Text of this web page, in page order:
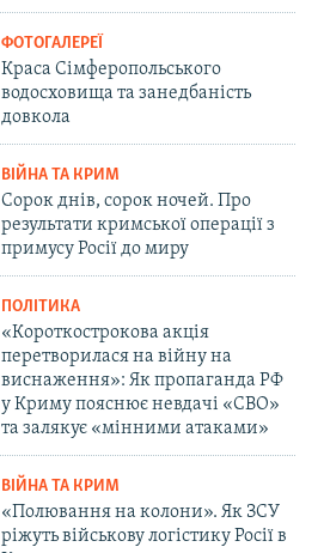
ФОТОГАЛЕРЕЇ
Краса Сімферопольського
водосховища та занедбаність
довкола
ВІЙНА ТА КРИМ
Сорок днів, сорок ночей. Про
результати кримської операції з
примусу Росії до миру
ПОЛІТИКА
«Короткострокова акція
перетворилася на війну на
виснаження»: Як пропаганда РФ
у Криму пояснює невдачі «СВО»
та залякує «мінними атаками»
ВІЙНА ТА КРИМ
«Полювання на колони». Як ЗСУ
ріжуть військову логістику Росії в